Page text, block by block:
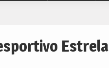
Estrela